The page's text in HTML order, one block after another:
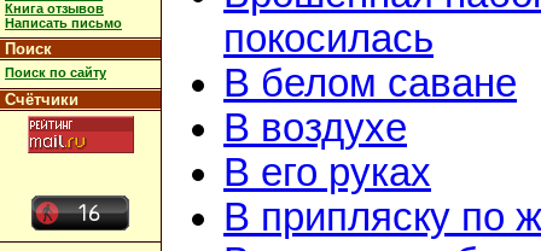
Книга отзывов
Написать письмо
Поиск
Поиск по сайту
Счётчики
покосилась
В белом саване
В воздухе
В его руках
В припляску по